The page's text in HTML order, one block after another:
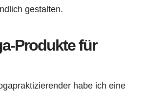
gestalten.
Produkte für
habe ich eine